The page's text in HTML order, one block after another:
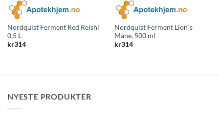
Nordquist Ferment Red Reishi
0,5 L
kr314
Nordquist Ferment Lion`s
Mane, 500 ml
kr314
NYESTE PRODUKTER